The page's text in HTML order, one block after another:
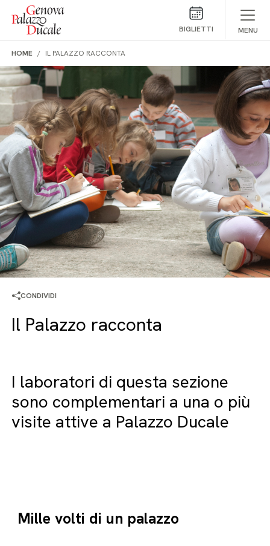
Salta al contenuto
BIGLIETTI MENU
HOME IL PALAZZO RACCONTA
CONDIVIDI
Il Palazzo racconta
I laboratori di questa sezione
sono complementari a una o più
visite attive a Palazzo Ducale
Mille volti di un palazzo